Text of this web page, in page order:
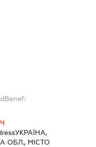
УКРАЇНА,
ОБЛ., МІСТО